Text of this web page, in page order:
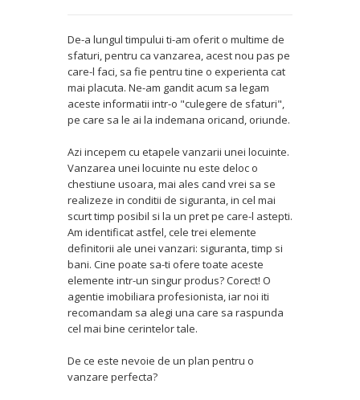
De-a lungul timpului ti-am oferit o multime de
sfaturi, pentru ca vanzarea, acest nou pas pe
care-l faci, sa fie pentru tine o experienta cat
mai placuta. Ne-am gandit acum sa legam
aceste informatii intr-o "culegere de sfaturi",
pe care sa le ai la indemana oricand, oriunde.
Azi incepem cu etapele vanzarii unei locuinte.
Vanzarea unei locuinte nu este deloc o
chestiune usoara, mai ales cand vrei sa se
realizeze in conditii de siguranta, in cel mai
scurt timp posibil si la un pret pe care-l astepti.
Am identificat astfel, cele trei elemente
definitorii ale unei vanzari: siguranta, timp si
bani. Cine poate sa-ti ofere toate aceste
elemente intr-un singur produs? Corect! O
agentie imobiliara profesionista, iar noi iti
recomandam sa alegi una care sa raspunda
cel mai bine cerintelor tale.
De ce este nevoie de un plan pentru o
vanzare perfecta?